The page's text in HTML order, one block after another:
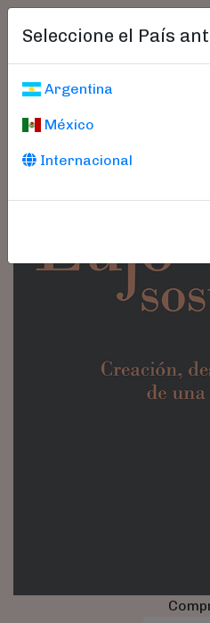
Seleccione el País
Argentina
México
Internacional